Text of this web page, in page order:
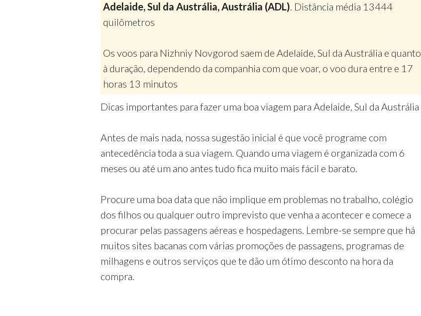
Adelaide, Sul da Austrália, Austrália (ADL). Distância média 13444
quilômetros
Os voos para Nizhniy Novgorod saem de Adelaide, Sul da Austrália e quanto
à duração, dependendo da companhia com que voar, o voo dura entre e 17
horas 13 minutos
Dicas importantes para fazer uma boa viagem para Adelaide, Sul da Austrália
Antes de mais nada, nossa sugestão inicial é que você programe com
antecedência toda a sua viagem. Quando uma viagem é organizada com 6
meses ou até um ano antes tudo fica muito mais fácil e barato.
Procure uma boa data que não implique em problemas no trabalho, colégio
dos filhos ou qualquer outro imprevisto que venha a acontecer e comece a
procurar pelas passagens aéreas e hospedagens. Lembre-se sempre que há
muitos sites bacanas com várias promoções de passagens, programas de
milhagens e outros serviços que te dão um ótimo desconto na hora da
compra.